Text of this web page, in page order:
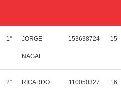
1° JORGE
NAGAI
153638724 15
2° RICARDO 110050327 16